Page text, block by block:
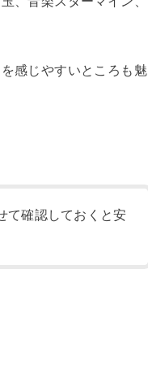
感じやすいところも魅
て確認しておくと安